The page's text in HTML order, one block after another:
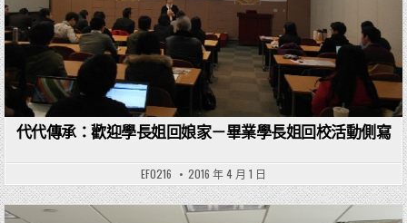
代代傳承：歡迎學長姐回娘家－畢業學長姐回校活動側寫
EF0216 2016 年 4 月 1 日